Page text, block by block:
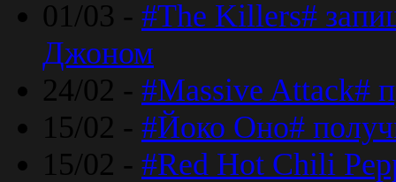
01/03 - #The Killers#
Джоном
24/02 - #Massive Attack#
15/02 - #Йоко Оно#
15/02 - #Red Hot Chili